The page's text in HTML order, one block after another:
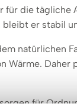
die
er stabil
natürlichen
Wärme.
für